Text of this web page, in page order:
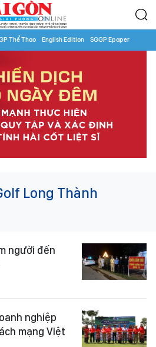
Thể Thao English Edition SGGP Epaper
Long Thành
người đến
nghiệp
mạng Việt